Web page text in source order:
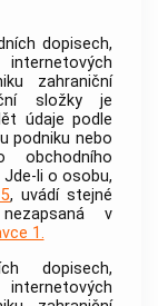
dopisech,
zahraniční
složky je
údaje podle
podniku nebo
obchodního
li o osobu,
, uvádí stejné
v
1.
dopisech,